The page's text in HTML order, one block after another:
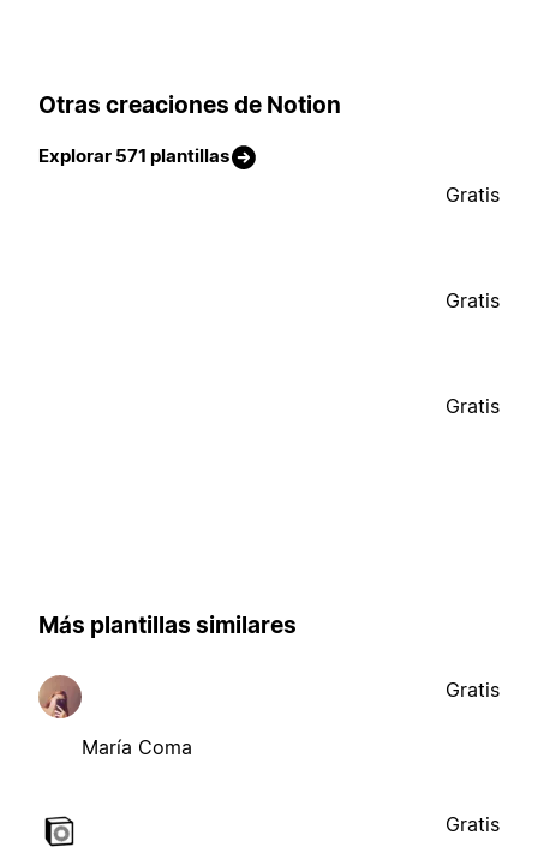
Otras creaciones de Notion
Explorar 571 plantillas
Gratis
Gratis
Gratis
Más plantillas similares
María Coma
Gratis
Gratis